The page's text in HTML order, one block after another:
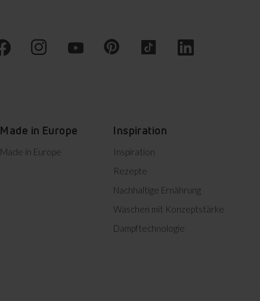
A-Energieeffizienz
für niedrigere Energiekosten.
Herunterladen
Made in Europe
Made in Europe
Inspiration
Inspiration
Rezepte
Nachhaltige Ernährung
Waschen mit Konzeptstärke
Dampftechnologie